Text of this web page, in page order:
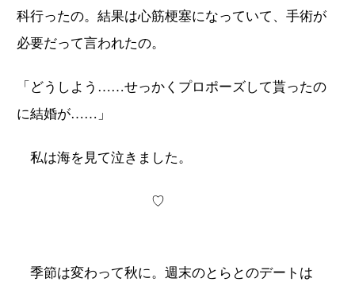
科行ったの。結果は心筋梗塞になっていて、手術が
必要だって言われたの。
「どうしよう……せっかくプロポーズして貰ったの
に結婚が……」
私は海を見て泣きました。
♡
季節は変わって秋に。週末のとらとのデートは